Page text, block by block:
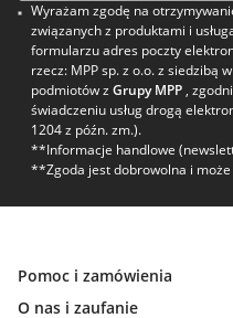
Wyrażam zgodę na
związanych z produktami i
formularzu adres poczty
rzecz: MPP sp. z o.o. z siedzibą
podmiotów z Grupy MPP ,
świadczeniu usług drogą
1204 z późn. zm.).
**Informacje handlowe
**Zgoda jest dobrowolna i
Pomoc i zamówienia
O nas i zaufanie